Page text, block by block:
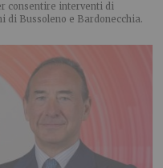
consentire interventi di
di Bussoleno e Bardonecchia.